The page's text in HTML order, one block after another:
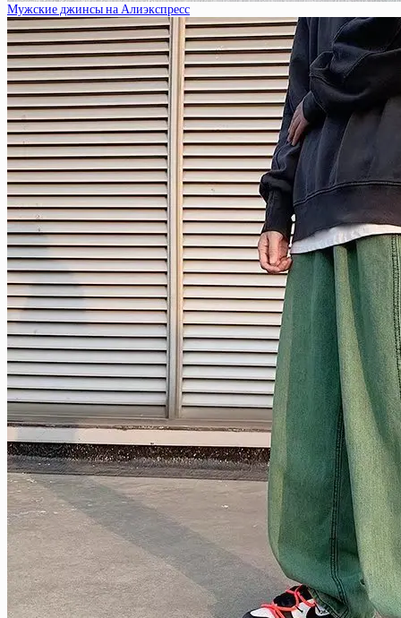
Мужские джинсы на Алиэкспресс